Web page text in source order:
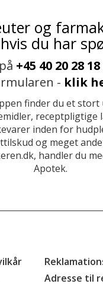
og
du har
+45 40 20 28 18
- klik
finder du et stort
receptpligtige
inden for
og meget
handler du
Apotek.
Adresse til